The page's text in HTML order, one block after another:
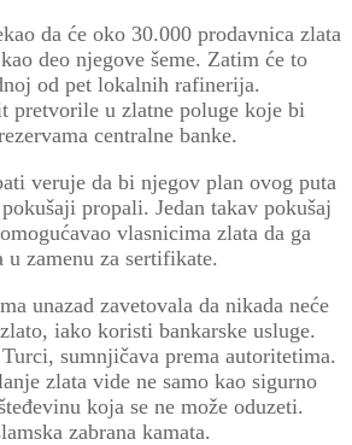
da će oko 30.000 prodavnica zlata
deo njegove šeme. Zatim će to
od pet lokalnih rafinerija.
pretvorile u zlatne poluge koje bi
centralne banke.
veruje da bi njegov plan ovog puta
propali. Jedan takav pokušaj
vlasnicima zlata da ga
u zamenu za sertifikate.
unazad zavetovala da nikada neće
iako koristi bankarske usluge.
sumnjičava prema autoritetima.
zlata vide ne samo kao sigurno
koja se ne može oduzeti.
zabrana kamata.